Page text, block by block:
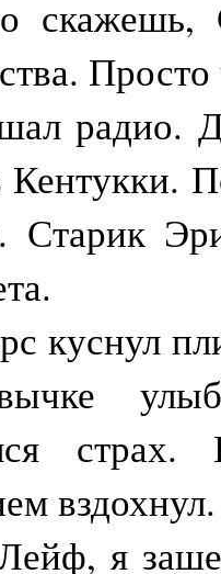
Просто
радио.
Старик
куснул
вздохнул.
я